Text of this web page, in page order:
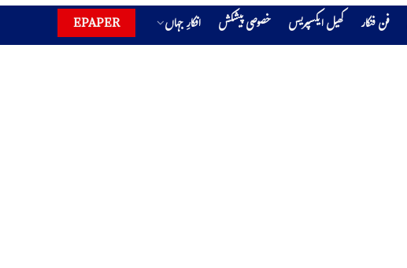
فن فنکار کھیل ایکسپریس خصوصی پیشکش افکارِ جہاں EPAPER